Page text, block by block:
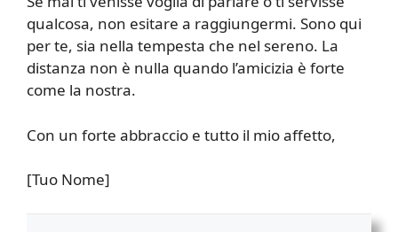
qualcosa, non esitare a raggiungermi. Sono qui
per te, sia nella tempesta che nel sereno. La
distanza non è nulla quando l’amicizia è forte
come la nostra.
Con un forte abbraccio e tutto il mio affetto,
[Tuo Nome]